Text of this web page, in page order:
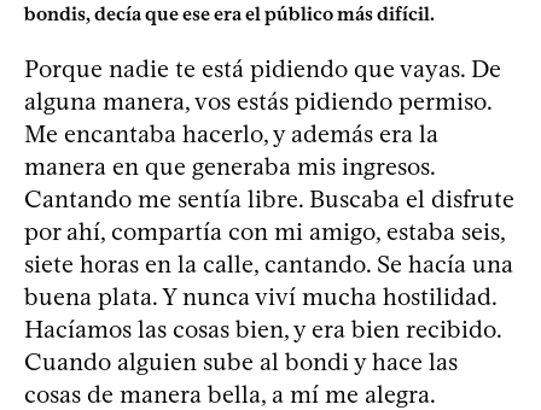
bondis, decía que ese era el público más difícil.
Porque nadie te está pidiendo que vayas. De
alguna manera, vos estás pidiendo permiso.
Me encantaba hacerlo, y además era la
manera en que generaba mis ingresos.
Cantando me sentía libre. Buscaba el disfrute
por ahí, compartía con mi amigo, estaba seis,
siete horas en la calle, cantando. Se hacía una
buena plata. Y nunca viví mucha hostilidad.
Hacíamos las cosas bien, y era bien recibido.
Cuando alguien sube al bondi y hace las
cosas de manera bella, a mí me alegra.